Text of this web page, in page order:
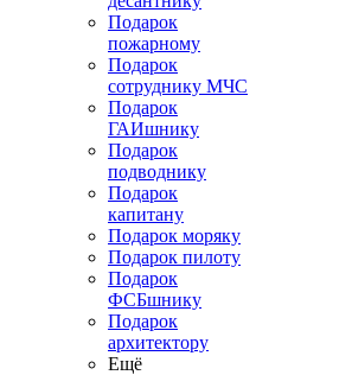
Подарок
пожарному
Подарок
сотруднику МЧС
Подарок
ГАИшнику
Подарок
подводнику
Подарок
капитану
Подарок моряку
Подарок пилоту
Подарок
ФСБшнику
Подарок
архитектору
Ещё